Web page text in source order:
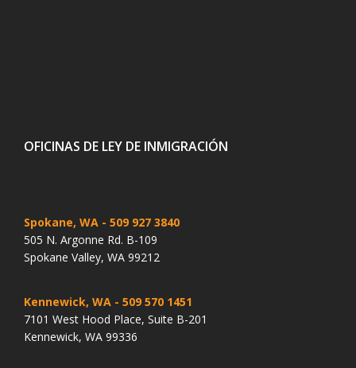
OFICINAS DE LEY DE INMIGRACIÓN
Spokane, WA - 509 927 3840
505 N. Argonne Rd. B-109
Spokane Valley, WA 99212
Kennewick, WA - 509 570 1451
7101 West Hood Place, Suite B-201
Kennewick, WA 99336